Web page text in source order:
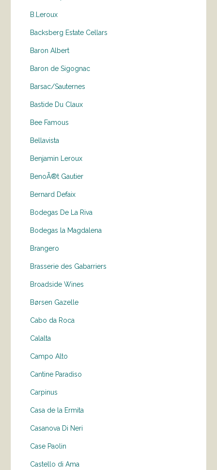
B.Leroux
Backsberg Estate Cellars
Baron Albert
Baron de Sigognac
Barsac/Sauternes
Bastide Du Claux
Bee Famous
Bellavista
Benjamin Leroux
BenoÃ®t Gautier
Bernard Defaix
Bodegas De La Riva
Bodegas la Magdalena
Brangero
Brasserie des Gabarriers
Broadside Wines
Børsen Gazelle
Cabo da Roca
Calalta
Campo Alto
Cantine Paradiso
Carpinus
Casa de la Ermita
Casanova Di Neri
Case Paolin
Castello di Ama